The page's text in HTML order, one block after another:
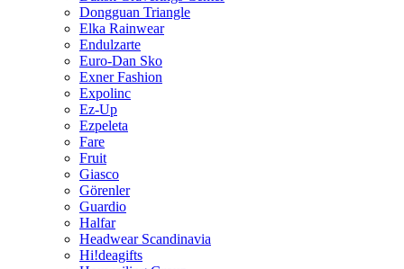
Dongguan Triangle
Elka Rainwear
Endulzarte
Euro-Dan Sko
Exner Fashion
Expolinc
Ez-Up
Ezpeleta
Fare
Fruit
Giasco
Görenler
Guardio
Halfar
Headwear Scandinavia
Hi!deagifts